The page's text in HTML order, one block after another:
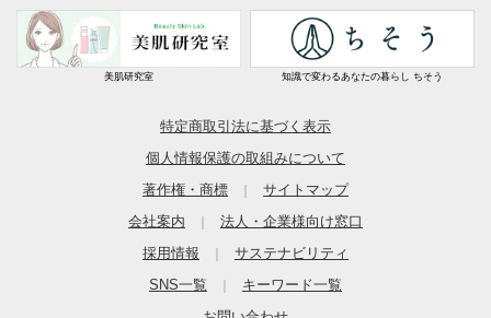
美肌研究室 知識で変わるあなたの暮らし ちそう
特定商取引法に基づく表示
個人情報保護の取組みについて
著作権・商標
サイトマップ
会社案内
法人・企業様向け窓口
採用情報
サステナビリティ
SNS一覧
キーワード一覧